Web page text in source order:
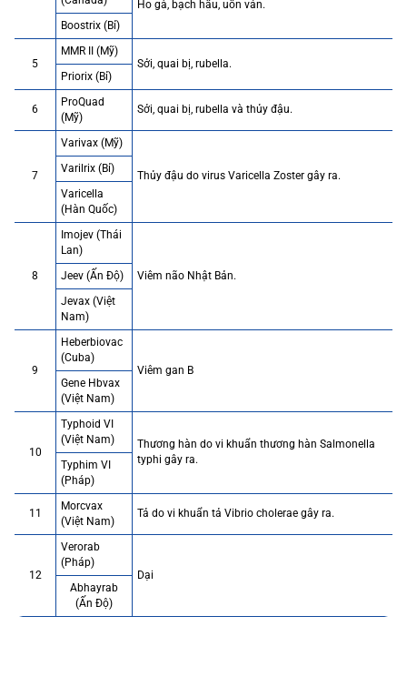
Ho gà, bạch hầu, uốn ván.
Boostrix (Bỉ)
5
MMR II (Mỹ)
Sởi, quai bị, rubella.
Priorix (Bỉ)
6
ProQuad
(Mỹ)
Sởi, quai bị, rubella và thủy đậu.
7
Varivax (Mỹ)
Thủy đậu do virus Varicella Zoster gây ra.
Varilrix (Bỉ)
Varicella
(Hàn Quốc)
8
Imojev (Thái
Lan)
Viêm não Nhật Bản.
Jeev (Ấn Độ)
Jevax (Việt
Nam)
9
Heberbiovac
(Cuba)
Viêm gan B
Gene Hbvax
(Việt Nam)
10
Typhoid VI
(Việt Nam)
Thương hàn do vi khuẩn thương hàn Salmonella
typhi gây ra.
Typhim VI
(Pháp)
11
Morcvax
(Việt Nam)
Tả do vi khuẩn tả Vibrio cholerae gây ra.
12
Verorab
(Pháp)
Dại
Abhayrab
(Ấn Độ)